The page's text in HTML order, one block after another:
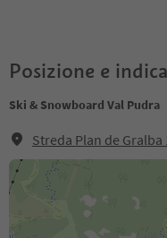
Posizione e
Ski & Snowboard Val Pudra
Streda Plan de Gralba